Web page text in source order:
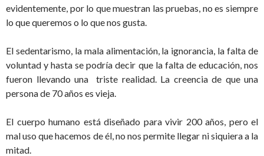
evidentemente, por lo que muestran las pruebas, no es siempre
lo que queremos o lo que nos gusta.
El sedentarismo, la mala alimentación, la ignorancia, la falta de
voluntad y hasta se podría decir que la falta de educación, nos
fueron llevando una triste realidad. La creencia de que una
persona de 70 años es vieja.
El cuerpo humano está diseñado para vivir 200 años, pero el
mal uso que hacemos de él, no nos permite llegar ni siquiera a la
mitad.